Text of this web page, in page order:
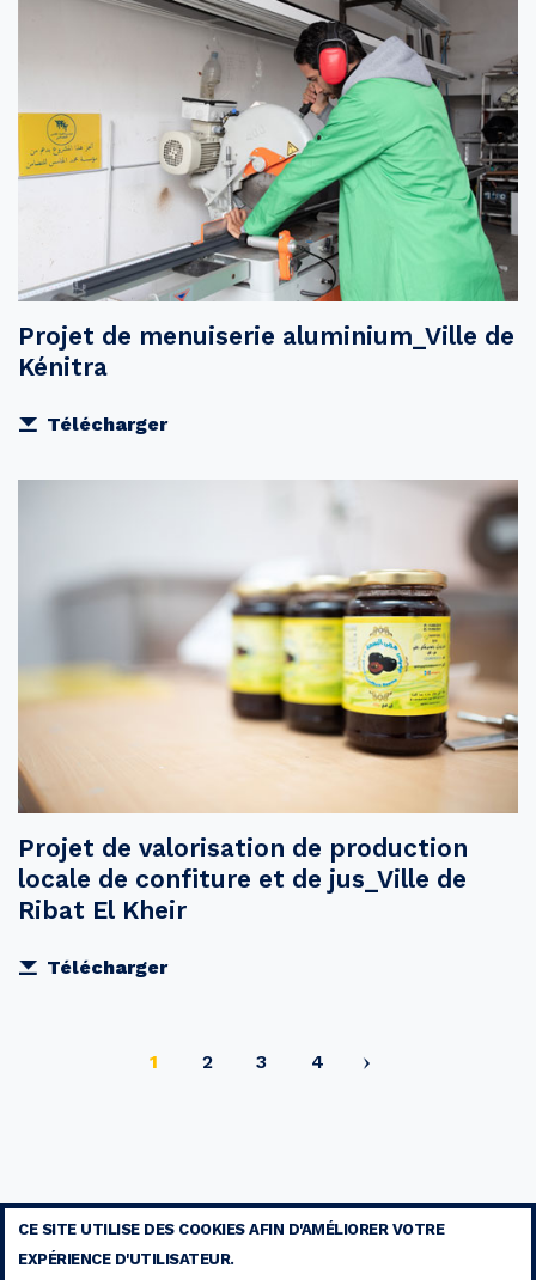
Projet de menuiserie aluminium_Ville de
Kénitra
Télécharger
Projet de valorisation de production
locale de confiture et de jus_Ville de
Ribat El Kheir
Télécharger
Page
courante
1 Page
2 Page
3 Page
4
CE SITE UTILISE DES COOKIES AFIN D'AMÉLIORER VOTRE
EXPÉRIENCE D'UTILISATEUR.